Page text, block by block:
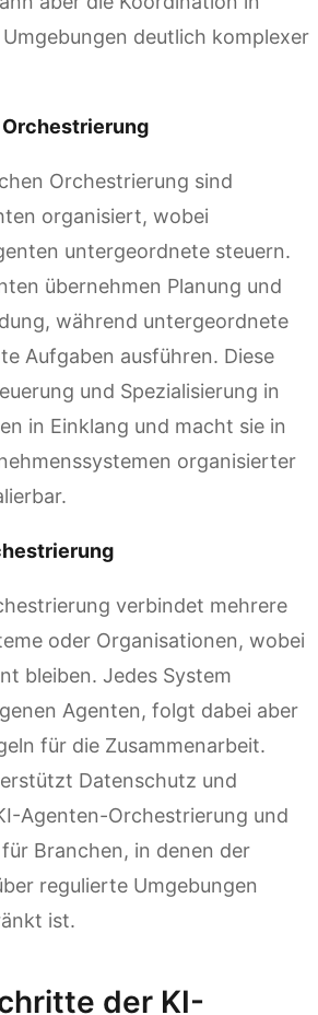
deutlich komplexer
Orchestrierung sind
organisiert, wobei
untergeordnete steuern.
übernehmen Planung und
während untergeordnete
Aufgaben ausführen. Diese
und Spezialisierung in
in Einklang und macht sie in
organisierter
verbindet mehrere
oder Organisationen, wobei
bleiben. Jedes System
Agenten, folgt dabei aber
für die Zusammenarbeit.
Datenschutz und
Agenten-Orchestrierung und
Branchen, in denen der
regulierte Umgebungen
ist.
der KI-